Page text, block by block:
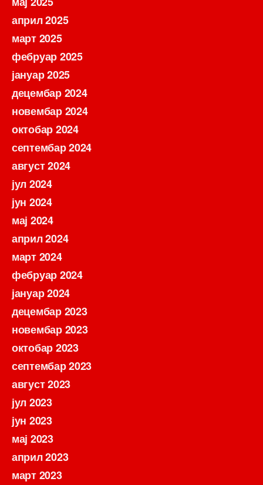
април 2025
март 2025
фебруар 2025
јануар 2025
децембар 2024
новембар 2024
октобар 2024
септембар 2024
август 2024
јул 2024
јун 2024
мај 2024
април 2024
март 2024
фебруар 2024
јануар 2024
децембар 2023
новембар 2023
октобар 2023
септембар 2023
август 2023
јул 2023
јун 2023
мај 2023
април 2023
март 2023